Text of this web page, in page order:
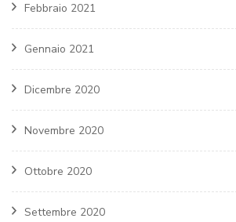
Febbraio 2021
Gennaio 2021
Dicembre 2020
Novembre 2020
Ottobre 2020
Settembre 2020